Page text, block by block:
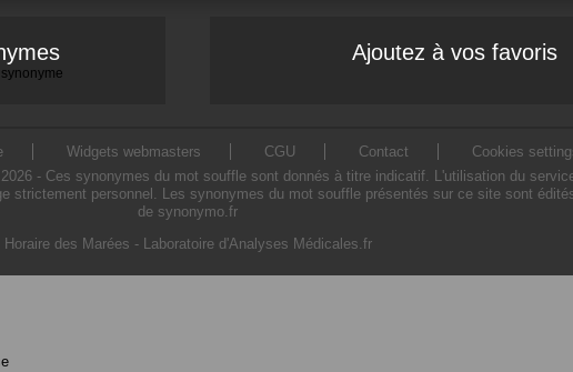
Ajoutez à vos favoris
Widgets webmasters CGU Contact
Cookies
- Ces synonymes du mot souffle sont donnés à titre indicatif. L'utilisation du
strictement personnel. Les synonymes du mot souffle présentés sur ce site sont
de synonymo.fr
Horaire des Marées - Laboratoire d'Analyses Médicales.fr